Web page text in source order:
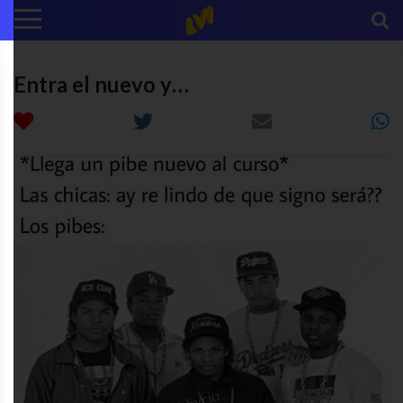
Entra el nuevo y…